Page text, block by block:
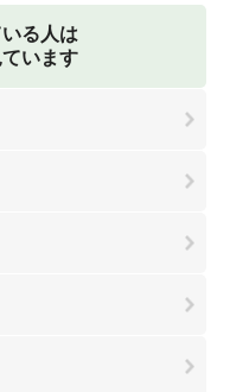
る人は
います